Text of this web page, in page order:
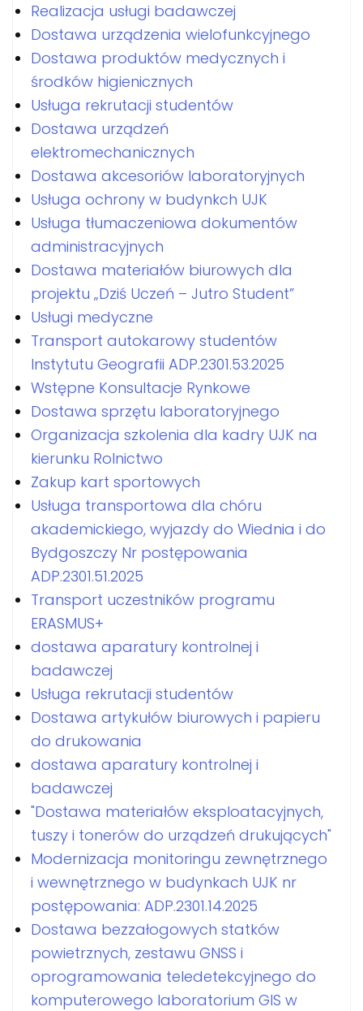
Realizacja usługi badawczej
Dostawa urządzenia wielofunkcyjnego
Dostawa produktów medycznych i
środków higienicznych
Usługa rekrutacji studentów
Dostawa urządzeń
elektromechanicznych
Dostawa akcesoriów laboratoryjnych
Usługa ochrony w budynkch UJK
Usługa tłumaczeniowa dokumentów
administracyjnych
Dostawa materiałów biurowych dla
projektu „Dziś Uczeń – Jutro Student”
Usługi medyczne
Transport autokarowy studentów
Instytutu Geografii ADP.2301.53.2025
Wstępne Konsultacje Rynkowe
Dostawa sprzętu laboratoryjnego
Organizacja szkolenia dla kadry UJK na
kierunku Rolnictwo
Zakup kart sportowych
Usługa transportowa dla chóru
akademickiego, wyjazdy do Wiednia i do
Bydgoszczy Nr postępowania
ADP.2301.51.2025
Transport uczestników programu
ERASMUS+
dostawa aparatury kontrolnej i
badawczej
Usługa rekrutacji studentów
Dostawa artykułów biurowych i papieru
do drukowania
dostawa aparatury kontrolnej i
badawczej
"Dostawa materiałów eksploatacyjnych,
tuszy i tonerów do urządzeń drukujących"
Modernizacja monitoringu zewnętrznego
i wewnętrznego w budynkach UJK nr
postępowania: ADP.2301.14.2025
Dostawa bezzałogowych statków
powietrznych, zestawu GNSS i
oprogramowania teledetekcyjnego do
komputerowego laboratorium GIS w